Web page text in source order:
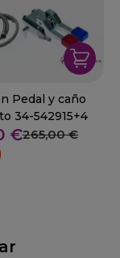
Pedal y caño
34-542915+4
€265,00 €